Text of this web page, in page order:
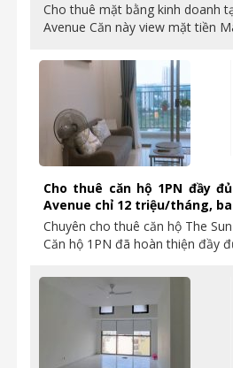
Cho thuê mặt bằng kinh doanh
Avenue Căn này view mặt tiền
Cho thuê căn hộ 1PN đầy
Avenue chỉ 12 triệu/tháng,
Chuyên cho thuê căn hộ The
Căn hộ 1PN đã hoàn thiện đầy